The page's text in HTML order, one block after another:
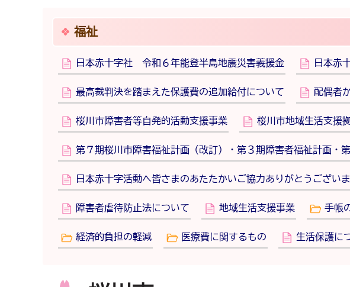
福祉
日本赤十字社 令和６年能登半島地震災害義援金 日本赤
最高裁判決を踏まえた保護費の追加給付について 配偶者
桜川市障害者等自発的活動支援事業 桜川市地域生活支援
第７期桜川市障害福祉計画（改訂）・第３期障害者福祉計画・
日本赤十字活動へ皆さまのあたたかいご協力ありがとうございま
障害者虐待防止法について 地域生活支援事業 手帳
経済的負担の軽減 医療費に関するもの 生活保護に